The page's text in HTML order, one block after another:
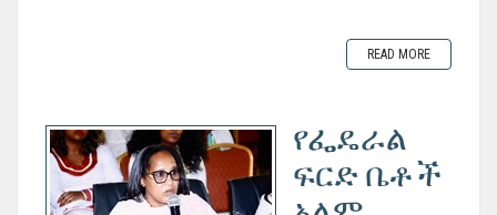
READ MORE
የፌዴራል
ፍርድ ቤቶች